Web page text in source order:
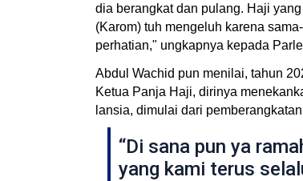
dia berangkat dan pulang. Haji
(Karom) tuh mengeluh karena
perhatian," ungkapnya kepada
Abdul Wachid pun menilai, tahun
Ketua Panja Haji, dirinya
lansia, dimulai dari
“Di sana pun ya
yang kami terus